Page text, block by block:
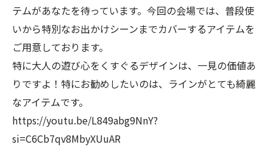
テムがあなたを待っています。今回の会場では、普段使
いから特別なお出かけシーンまでカバーするアイテムを
ご用意しております。
特に大人の遊び心をくすぐるデザインは、一見の価値あ
りですよ！特にお勧めしたいのは、ラインがとても綺麗
なアイテムです。
https://youtu.be/L849abg9NnY?
si=C6Cb7qv8MbyXUuAR